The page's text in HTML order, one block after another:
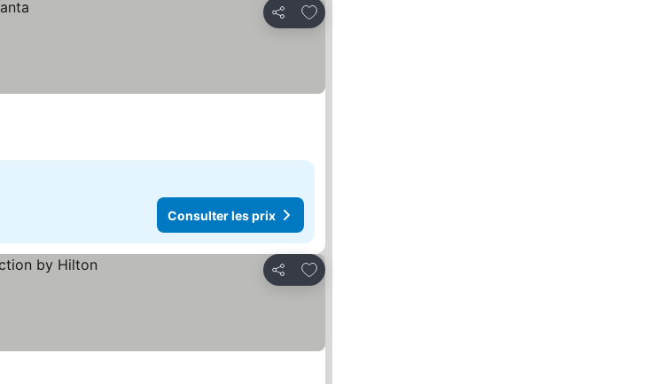
Partager
Ajouter à mes favoris
Consulter les prix
Partager
Ajouter à mes favoris